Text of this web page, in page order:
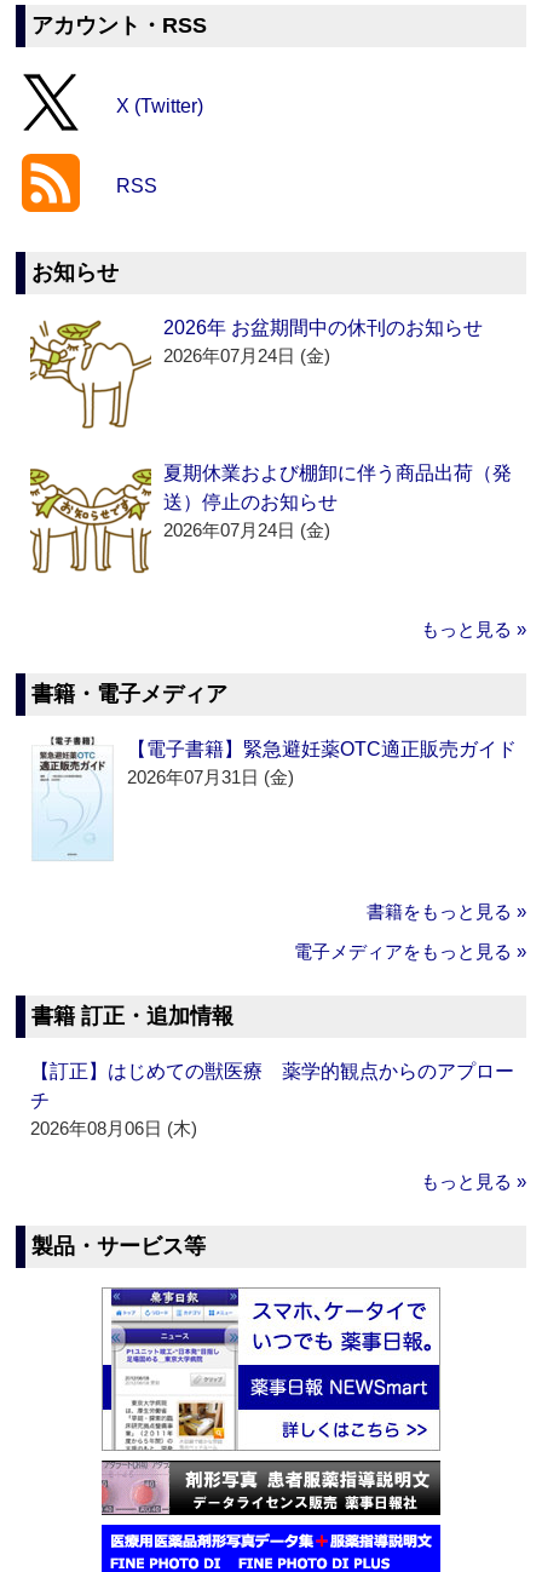
アカウント・RSS
X (Twitter)
RSS
お知らせ
2026年 お盆期間中の休刊のお知らせ
2026年07月24日 (金)
夏期休業および棚卸に伴う商品出荷（発
送）停止のお知らせ
2026年07月24日 (金)
もっと見る »
書籍・電子メディア
【電子書籍】緊急避妊薬OTC適正販売ガイド
2026年07月31日 (金)
書籍をもっと見る »
電子メディアをもっと見る »
書籍 訂正・追加情報
【訂正】はじめての獣医療 薬学的観点からのアプロー
チ
2026年08月06日 (木)
もっと見る »
製品・サービス等